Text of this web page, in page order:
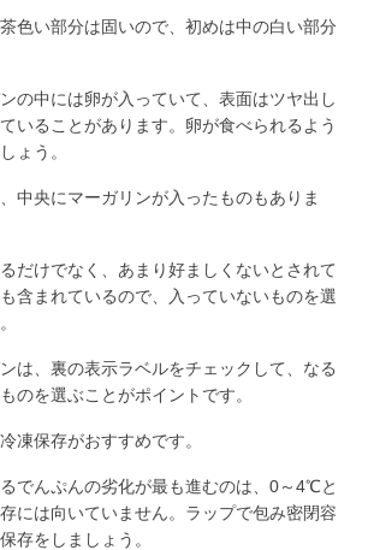
色い部分は固いので、初めは中の白い部分
の中には卵が入っていて、表面はツヤ出し
いることがあります。卵が食べられるよう
ょう。
中央にマーガリンが入ったものもありま
だけでなく、あまり好ましくないとされて
含まれているので、入っていないものを選
は、裏の表示ラベルをチェックして、なる
のを選ぶことがポイントです。
凍保存がおすすめです。
でんぷんの劣化が最も進むのは、0～4℃と
には向いていません。ラップで包み密閉容
存をしましょう。